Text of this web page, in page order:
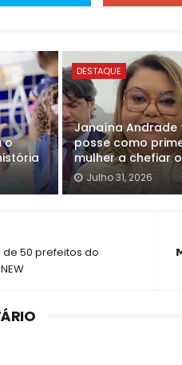
o
DESTAQUE
Janaína Andrade
posse como
mulher a chefiar o
Julho 31, 2026
50 prefeitos do